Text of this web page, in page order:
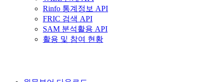
Rinfo 통계정보 API
FRIC 검색 API
SAM 분석활용 API
활용 및 참여 현황